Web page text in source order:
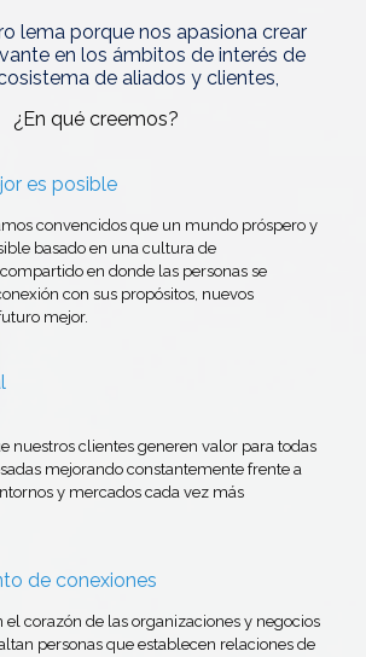
lema porque nos apasiona crear
en los ámbitos de interés de
de aliados y clientes,
¿En qué creemos?
es posible
convencidos que un mundo próspero y
basado en una cultura de
en donde las personas se
con sus propósitos, nuevos
mejor.
nuestros clientes generen valor para todas
mejorando constantemente frente a
y mercados cada vez más
de conexiones
el corazón de las organizaciones y negocios
personas que establecen relaciones de